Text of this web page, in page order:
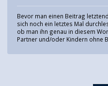
Bevor man einen Beitrag
sich noch ein letztes Mal
ob man ihn genau in diesem
Partner und/oder Kindern ohne